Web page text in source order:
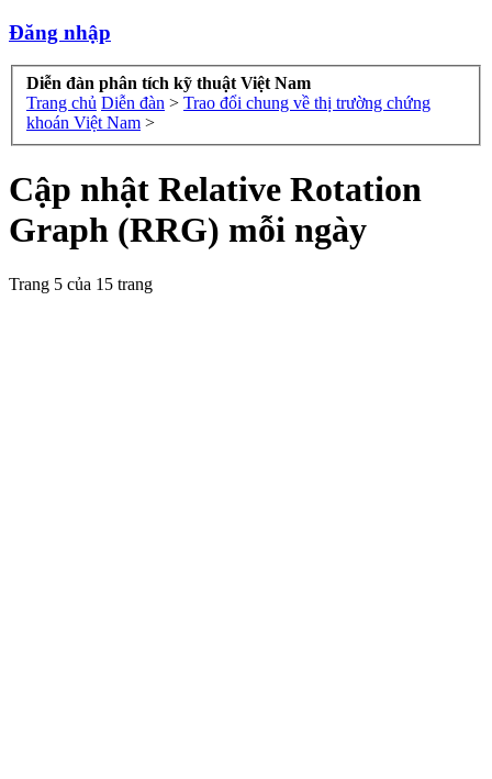
Đăng nhập
Diễn đàn phân tích kỹ thuật Việt Nam
Trang chủ Diễn đàn > Trao đổi chung về thị trường chứng
khoán Việt Nam >
Cập nhật Relative Rotation
Graph (RRG) mỗi ngày
Trang 5 của 15 trang